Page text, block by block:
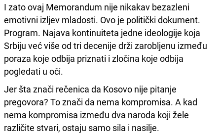
I zato ovaj Memorandum nije nikakav bezazleni
emotivni izljev mladosti. Ovo je politički dokument.
Program. Najava kontinuiteta jedne ideologije koja
Srbiju već više od tri decenije drži zarobljenu između
poraza koje odbija priznati i zločina koje odbija
pogledati u oči.
Jer šta znači rečenica da Kosovo nije pitanje
pregovora? To znači da nema kompromisa. A kad
nema kompromisa između dva naroda koji žele
različite stvari, ostaju samo sila i nasilje.